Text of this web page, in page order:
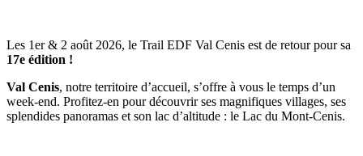
Les 1er & 2 août 2026, le Trail EDF Val Cenis est de retour pour sa
17e édition !
Val Cenis, notre territoire d’accueil, s’offre à vous le temps d’un
week-end. Profitez-en pour découvrir ses magnifiques villages, ses
splendides panoramas et son lac d’altitude : le Lac du Mont-Cenis.